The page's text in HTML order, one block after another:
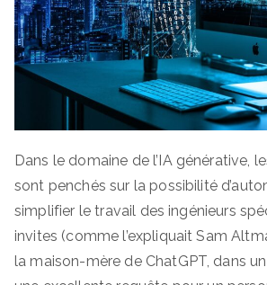
Dans le domaine de l’IA générative,
sont penchés sur la possibilité
simplifier le travail des ingénieurs
invites (comme l’expliquait Sam
la maison-mère de ChatGPT, dans